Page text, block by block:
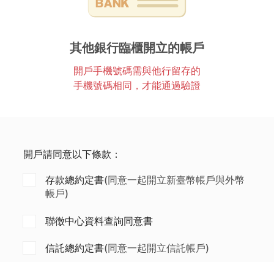
其他銀行臨櫃開立的帳戶
開戶手機號碼需與他行留存的
手機號碼相同，才能通過驗證
開戶請同意以下條款：
存款總約定書(同意一起開立新臺幣帳戶與外幣
帳戶)
聯徵中心資料查詢同意書
信託總約定書(同意一起開立信託帳戶)